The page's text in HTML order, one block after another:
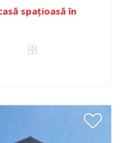
spațioasă în